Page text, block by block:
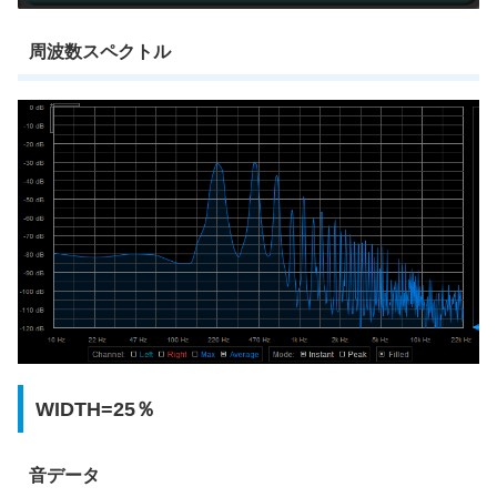
周波数スペクトル
WIDTH=25％
音データ